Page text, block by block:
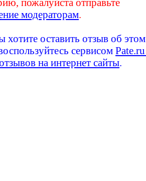
модераторам
хотите оставить отзыв об этом
сервисом
на интернет сайты